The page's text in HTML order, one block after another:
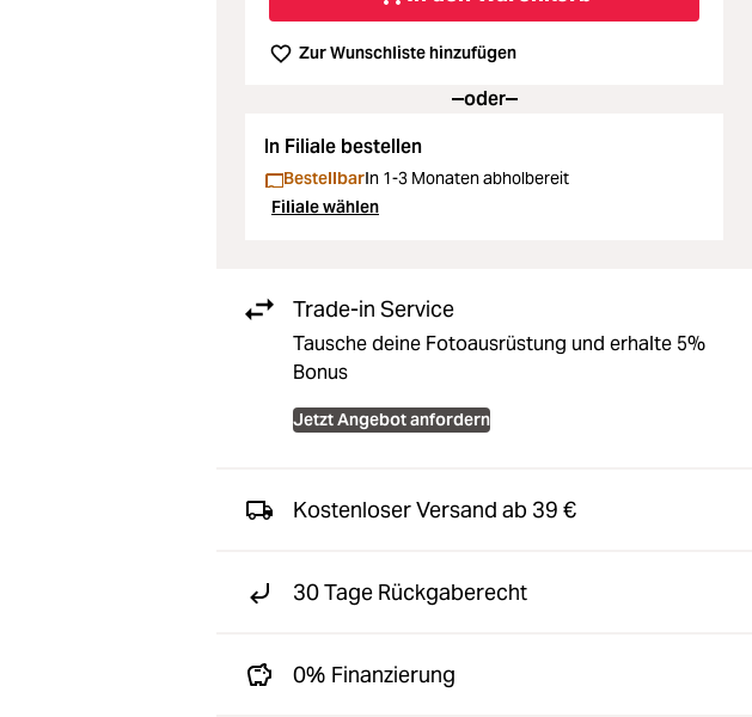
Zur Wunschliste hinzufügen
oder
In Filiale bestellen
BestellbarIn 1-3 Monaten abholbereit
Filiale wählen
Trade-in Service
Tausche deine Fotoausrüstung und erhalte 5%
Bonus
Jetzt Angebot anfordern
Kostenloser Versand ab 39 €
30 Tage Rückgaberecht
0% Finanzierung